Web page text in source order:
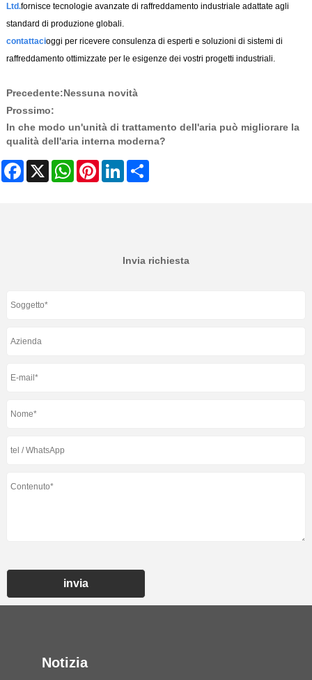
Ltd.fornisce tecnologie avanzate di raffreddamento industriale adattate agli
standard di produzione globali.
contattacioggi per ricevere consulenza di esperti e soluzioni di sistemi di
raffreddamento ottimizzate per le esigenze dei vostri progetti industriali.
Precedente:Nessuna novità
Prossimo:
In che modo un'unità di trattamento dell'aria può migliorare la
qualità dell'aria interna moderna?
Facebook WhatsAppPinterestLinkedIn
Invia richiesta
invia
Notizia